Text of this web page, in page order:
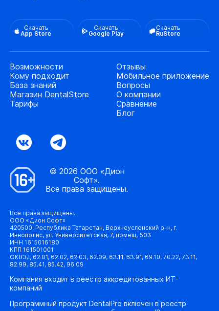
Скачать
App Store
Скачать
Google Play
Скачать
RuStore
Возможности
Кому подходит
База знаний
Магазин DentalStore
Тарифы
Отзывы
Мобильное приложение
Вопросы
О компании
Сравнение
Блог
© 2026 ООО «Дион
Софт».
Все права защищены.
Все права защищены.
ООО «Дион Софт»
420500, Республика Татарстан, Верхнеуслонский р-н, г.
Иннополис, ул. Университетская, 7, помещ. 503
ИНН 1615016180
КПП 161501001
ОКВЭД 62.01, 62.02, 62.03, 62.09, 63.11, 63.91, 69.10, 70.22, 73.11,
82.99, 85.41, 85.42, 96.09
Компания входит в реестр аккредитованных ИТ-
компаний
Программный продукт DentalPro включен в реестр